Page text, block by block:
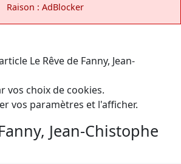
Raison : AdBlocker
vos choix de cookies.
vos paramètres et l'afficher.
Jean-Chistophe